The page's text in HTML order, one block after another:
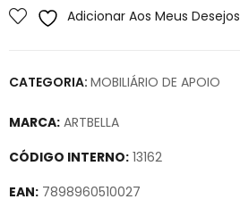
Adicionar Aos Meus Desejos
CATEGORIA: MOBILIÁRIO DE APOIO
MARCA: ARTBELLA
CÓDIGO INTERNO: 13162
EAN: 7898960510027